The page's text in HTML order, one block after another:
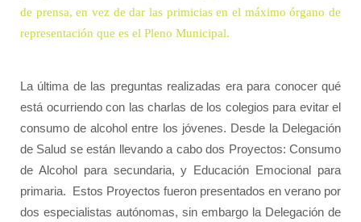
de prensa, en vez de dar las primicias en el máximo órgano de
representación que es el Pleno Municipal.
La última de las preguntas realizadas era para conocer qué
está ocurriendo con las charlas de los colegios para evitar el
consumo de alcohol entre los jóvenes. Desde la Delegación
de Salud se están llevando a cabo dos Proyectos: Consumo
de Alcohol para secundaria, y Educación Emocional para
primaria.
Estos Proyectos fueron presentados en verano por
dos especialistas autónomas, sin embargo la Delegación de